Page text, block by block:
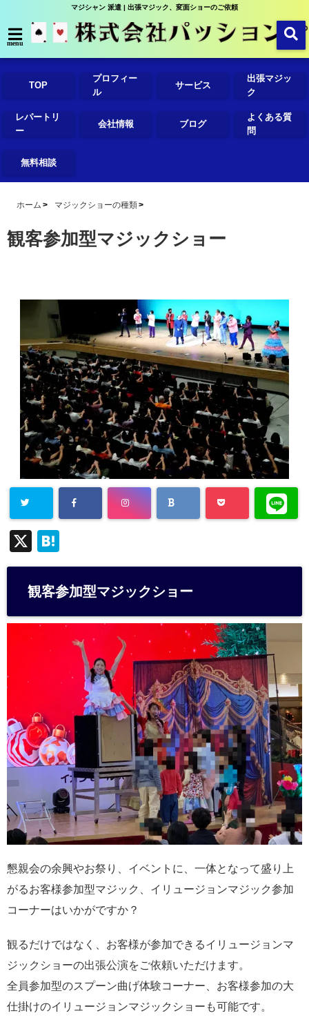
マジシャン 派遣 | 出張マジック、変面ショーのご依頼
menu
TOP
プロフィー
ル
サービス
出張マジッ
ク
レパートリ
ー
会社情報 ブログ
よくある質
問
無料相談
ホーム マジックショーの種類
観客参加型マジックショー
X
at
e
a
観客参加型マジックショー
懇親会の余興やお祭り、イベントに、一体となって盛り上
がるお客様参加型マジック、イリュージョンマジック参加
コーナーはいかがですか？
観るだけではなく、お客様が参加できるイリュージョンマ
ジックショーの出張公演をご依頼いただけます。
全員参加型のスプーン曲げ体験コーナー、お客様参加の大
仕掛けのイリュージョンマジックショーも可能です。